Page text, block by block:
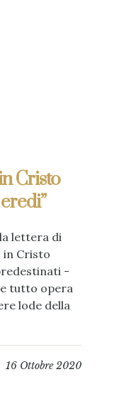
Cristo
lettera di
in Cristo
-
tutto opera
lode della
16 Ottobre 2020